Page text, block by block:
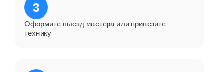
3
Оформите выезд мастера или привезите
технику